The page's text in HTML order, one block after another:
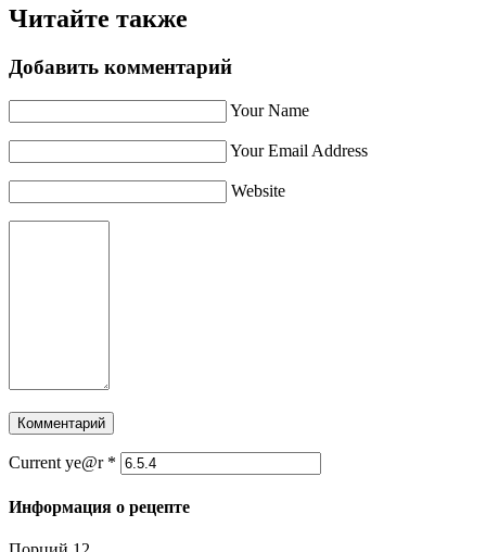
Читайте также
Добавить комментарий
Your Name
Your Email Address
Website
Current ye@r *
Информация о рецепте